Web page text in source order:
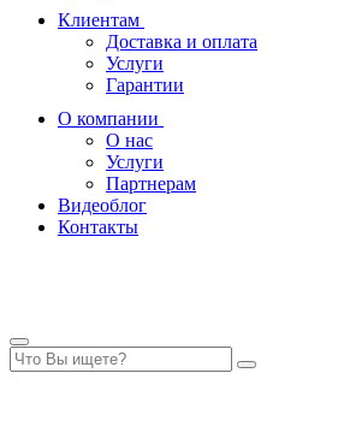
Клиентам
Доставка и оплата
Услуги
Гарантии
О компании
О нас
Услуги
Партнерам
Видеоблог
Контакты